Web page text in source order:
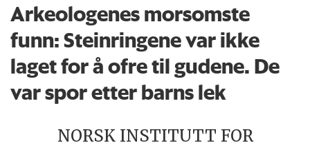
Arkeologenes morsomste
funn: Steinringene var ikke
laget for å ofre til gudene. De
var spor etter barns lek
NORSK INSTITUTT FOR